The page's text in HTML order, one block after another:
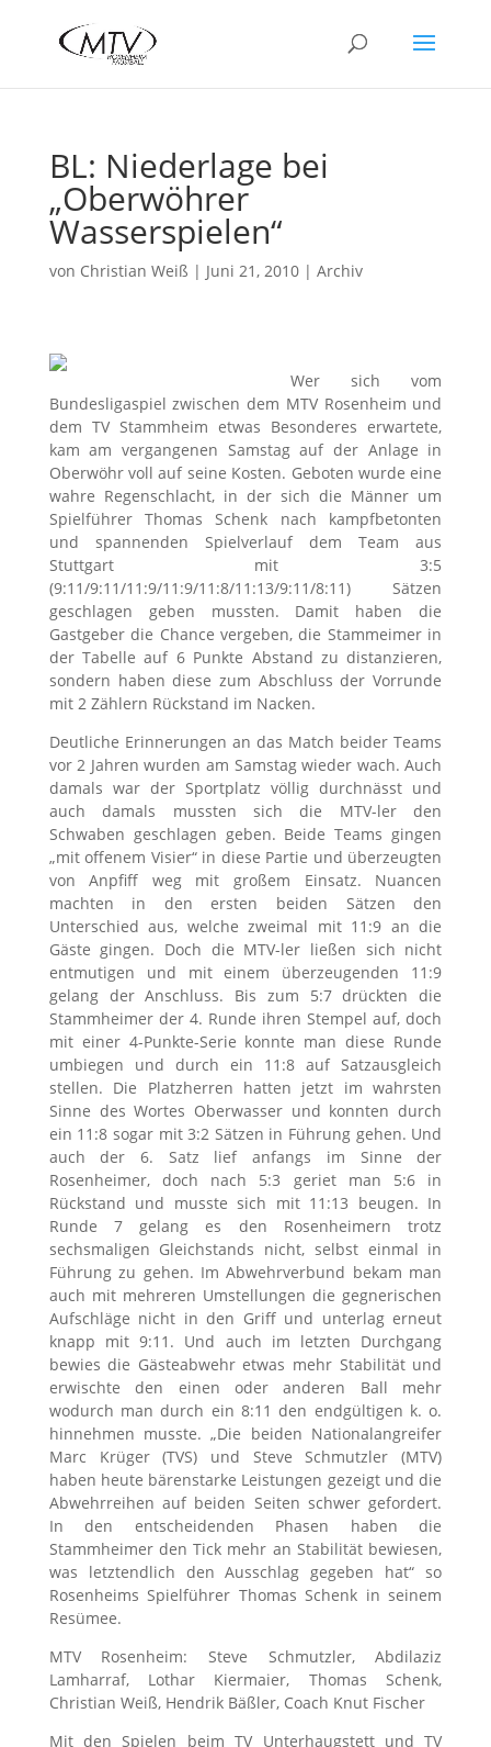
BL: Niederlage bei
„Oberwöhrer
Wasserspielen“
von Christian Weiß | Juni 21, 2010| Archiv
Wer sich vom
Bundesligaspiel zwischen dem MTV Rosenheim und
dem TV Stammheim etwas Besonderes erwartete,
kam am vergangenen Samstag auf der Anlage in
Oberwöhr voll auf seine Kosten. Geboten wurde eine
wahre Regenschlacht, in der sich die Männer um
Spielführer Thomas Schenk nach kampfbetonten
und spannenden Spielverlauf dem Team aus
Stuttgart mit 3:5
(9:11/9:11/11:9/11:9/11:8/11:13/9:11/8:11) Sätzen
geschlagen geben mussten. Damit haben die
Gastgeber die Chance vergeben, die Stammeimer in
der Tabelle auf 6 Punkte Abstand zu distanzieren,
sondern haben diese zum Abschluss der Vorrunde
mit 2 Zählern Rückstand im Nacken.
Deutliche Erinnerungen an das Match beider Teams
vor 2 Jahren wurden am Samstag wieder wach. Auch
damals war der Sportplatz völlig durchnässt und
auch damals mussten sich die MTV-ler den
Schwaben geschlagen geben. Beide Teams gingen
„mit offenem Visier“ in diese Partie und überzeugten
von Anpfiff weg mit großem Einsatz. Nuancen
machten in den ersten beiden Sätzen den
Unterschied aus, welche zweimal mit 11:9 an die
Gäste gingen. Doch die MTV-ler ließen sich nicht
entmutigen und mit einem überzeugenden 11:9
gelang der Anschluss. Bis zum 5:7 drückten die
Stammheimer der 4. Runde ihren Stempel auf, doch
mit einer 4-Punkte-Serie konnte man diese Runde
umbiegen und durch ein 11:8 auf Satzausgleich
stellen. Die Platzherren hatten jetzt im wahrsten
Sinne des Wortes Oberwasser und konnten durch
ein 11:8 sogar mit 3:2 Sätzen in Führung gehen. Und
auch der 6. Satz lief anfangs im Sinne der
Rosenheimer, doch nach 5:3 geriet man 5:6 in
Rückstand und musste sich mit 11:13 beugen. In
Runde 7 gelang es den Rosenheimern trotz
sechsmaligen Gleichstands nicht, selbst einmal in
Führung zu gehen. Im Abwehrverbund bekam man
auch mit mehreren Umstellungen die gegnerischen
Aufschläge nicht in den Griff und unterlag erneut
knapp mit 9:11. Und auch im letzten Durchgang
bewies die Gästeabwehr etwas mehr Stabilität und
erwischte den einen oder anderen Ball mehr
wodurch man durch ein 8:11 den endgültigen k. o.
hinnehmen musste. „Die beiden Nationalangreifer
Marc Krüger (TVS) und Steve Schmutzler (MTV)
haben heute bärenstarke Leistungen gezeigt und die
Abwehrreihen auf beiden Seiten schwer gefordert.
In den entscheidenden Phasen haben die
Stammheimer den Tick mehr an Stabilität bewiesen,
was letztendlich den Ausschlag gegeben hat“ so
Rosenheims Spielführer Thomas Schenk in seinem
Resümee.
MTV Rosenheim: Steve Schmutzler, Abdilaziz
Lamharraf, Lothar Kiermaier, Thomas Schenk,
Christian Weiß, Hendrik Bäßler, Coach Knut Fischer
Mit den Spielen beim TV Unterhaugstett und TV